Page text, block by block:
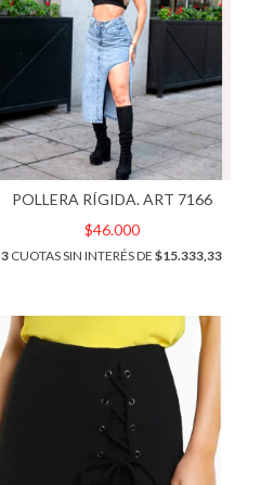
POLLERA RÍGIDA. ART 7166
$46.000
3 CUOTAS SIN INTERÉS DE$15.333,33